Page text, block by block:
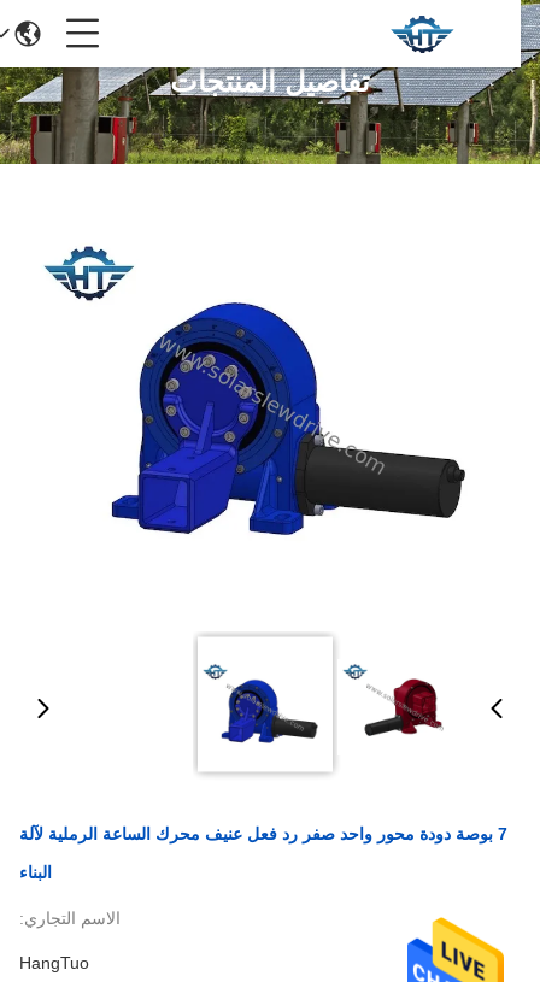
تفاصيل المنتجات
7 بوصة دودة محور واحد صفر رد فعل عنيف محرك الساعة الرملية لآلة
البناء
الاسم التجاري:
HangTuo